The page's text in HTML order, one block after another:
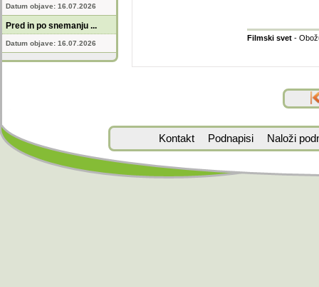
Datum objave: 16.07.2026
Pred in po snemanju ...
Datum objave: 16.07.2026
Filmski svet -
Kontakt Podnapisi Naloži